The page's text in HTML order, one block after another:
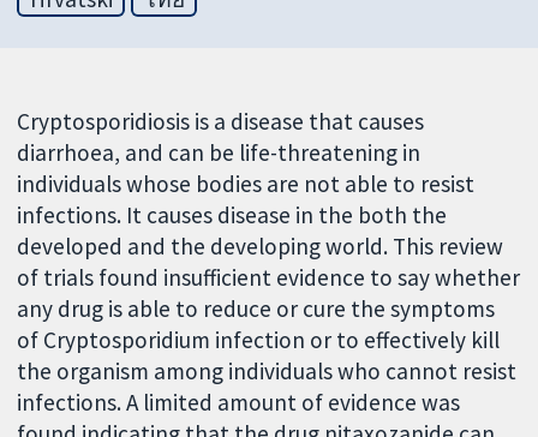
Cryptosporidiosis is a disease that causes
diarrhoea, and can be life-threatening in
individuals whose bodies are not able to resist
infections. It causes disease in the both the
developed and the developing world. This review
of trials found insufficient evidence to say whether
any drug is able to reduce or cure the symptoms
of Cryptosporidium infection or to effectively kill
the organism among individuals who cannot resist
infections. A limited amount of evidence was